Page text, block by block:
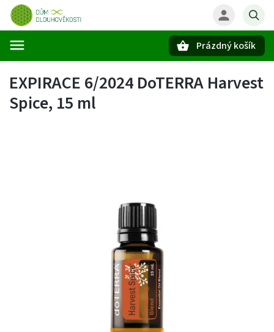
Prázdný košík
EXPIRACE 6/2024 DoTERRA Harvest
Spice, 15 ml